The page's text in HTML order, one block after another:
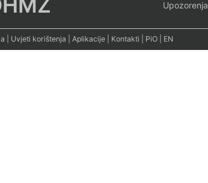
Upozorenja
Uvjeti korištenja Aplikacije Kontakti PiO EN